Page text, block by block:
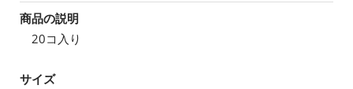
商品の説明
20コ入り
サイズ